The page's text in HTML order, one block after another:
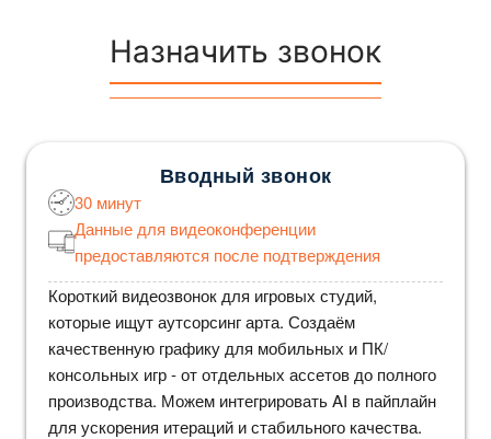
Назначить звонок
Вводный звонок
30 минут
Данные для видеоконференции
предоставляются после подтверждения
Короткий видеозвонок для игровых студий,
которые ищут аутсорсинг арта. Создаём
качественную графику для мобильных и ПК/
консольных игр - от отдельных ассетов до полного
производства. Можем интегрировать AI в пайплайн
для ускорения итераций и стабильного качества.